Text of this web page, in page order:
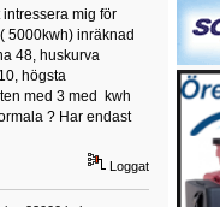
mig för
5000kwh) inräknad
48, huskurva
högsta
med 3 med kwh
? Har endast
Loggat